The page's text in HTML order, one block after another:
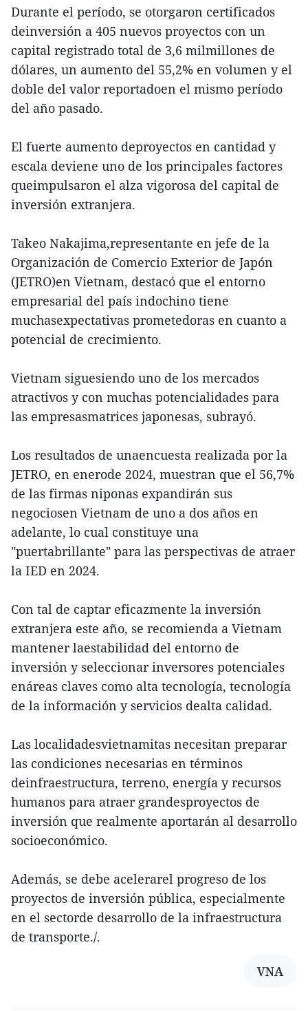
Durante el período, se otorgaron certificados
deinversión a 405 nuevos proyectos con un
capital registrado total de 3,6 milmillones de
dólares, un aumento del 55,2% en volumen y el
doble del valor reportadoen el mismo período
del año pasado.
El fuerte aumento deproyectos en cantidad y
escala deviene uno de los principales factores
queimpulsaron el alza vigorosa del capital de
inversión extranjera.
Takeo Nakajima,representante en jefe de la
Organización de Comercio Exterior de Japón
(JETRO)en Vietnam, destacó que el entorno
empresarial del país indochino tiene
muchasexpectativas prometedoras en cuanto a
potencial de crecimiento.
Vietnam siguesiendo uno de los mercados
atractivos y con muchas potencialidades para
las empresasmatrices japonesas, subrayó.
Los resultados de unaencuesta realizada por la
JETRO, en enerode 2024, muestran que el 56,7%
de las firmas niponas expandirán sus
negociosen Vietnam de uno a dos años en
adelante, lo cual constituye una
"puertabrillante" para las perspectivas de atraer
la IED en 2024.
Con tal de captar eficazmente la inversión
extranjera este año, se recomienda a Vietnam
mantener laestabilidad del entorno de
inversión y seleccionar inversores potenciales
enáreas claves como alta tecnología, tecnología
de la información y servicios dealta calidad.
Las localidadesvietnamitas necesitan preparar
las condiciones necesarias en términos
deinfraestructura, terreno, energía y recursos
humanos para atraer grandesproyectos de
inversión que realmente aportarán al desarrollo
socioeconómico.
Además, se debe acelerarel progreso de los
proyectos de inversión pública, especialmente
en el sectorde desarrollo de la infraestructura
de transporte./.
VNA